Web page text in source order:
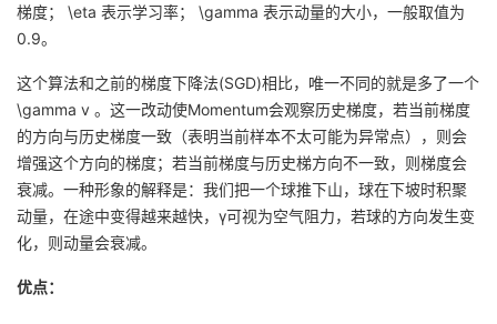
梯度； \eta 表示学习率； \gamma 表示动量的大小，一般取值为
0.9。
这个算法和之前的梯度下降法(SGD)相比，唯一不同的就是多了一个
\gamma v 。这一改动使Momentum会观察历史梯度，若当前梯度
的方向与历史梯度一致（表明当前样本不太可能为异常点），则会
增强这个方向的梯度；若当前梯度与历史梯方向不一致，则梯度会
衰减。一种形象的解释是：我们把一个球推下山，球在下坡时积聚
动量，在途中变得越来越快，γ可视为空气阻力，若球的方向发生变
化，则动量会衰减。
优点：